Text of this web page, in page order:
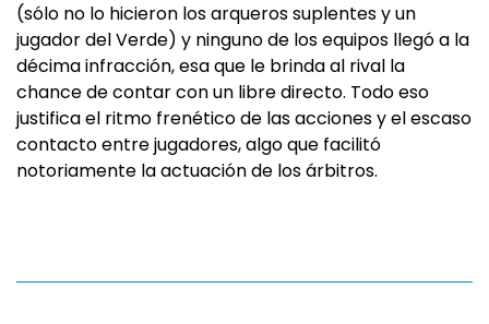
(sólo no lo hicieron los arqueros suplentes y un
jugador del Verde) y ninguno de los equipos llegó a la
décima infracción, esa que le brinda al rival la
chance de contar con un libre directo. Todo eso
justifica el ritmo frenético de las acciones y el escaso
contacto entre jugadores, algo que facilitó
notoriamente la actuación de los árbitros.